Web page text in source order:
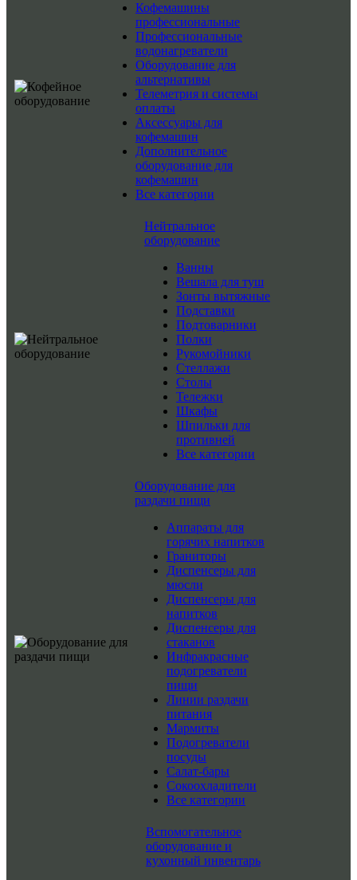
Кофемашины
профессиональные
Профессиональные
водонагреватели
Оборудование для
альтернативы
Телеметрия и системы
оплаты
Аксессуары для
кофемашин
Дополнительное
оборудование для
кофемашин
Все категории
Нейтральное
оборудование
Ванны
Вешала для туш
Зонты вытяжные
Подставки
Подтоварники
Полки
Рукомойники
Стеллажи
Столы
Тележки
Шкафы
Шпильки для
противней
Все категории
Оборудование для
раздачи пищи
Аппараты для
горячих напитков
Граниторы
Диспенсеры для
мюсли
Диспенсеры для
напитков
Диспенсеры для
стаканов
Инфракрасные
подогреватели
пищи
Линии раздачи
питания
Мармиты
Подогреватели
посуды
Салат-бары
Сокоохладители
Все категории
Вспомогательное
оборудование и
кухонный инвентарь